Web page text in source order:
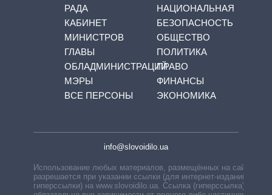
РАДА
КАБИНЕТ
МИНИСТРОВ
ГЛАВЫ
ОБЛАДМИНИСТРАЦИЙ
МЭРЫ
ВСЕ ПЕРСОНЫ
НАЦИОНАЛЬНАЯ
БЕЗОПАСНОСТЬ
ОБЩЕСТВО
ПОЛИТИКА
ПРАВО
ФИНАНСЫ
ЭКОНОМИКА
info@slovoidilo.ua
Использование любых материалов, размещённых на сайте,
разрешается при указании ссылки (для интернет-изданий —
гиперссылки) на www.slovoidilo.ua. Ссылка (гиперссылка)